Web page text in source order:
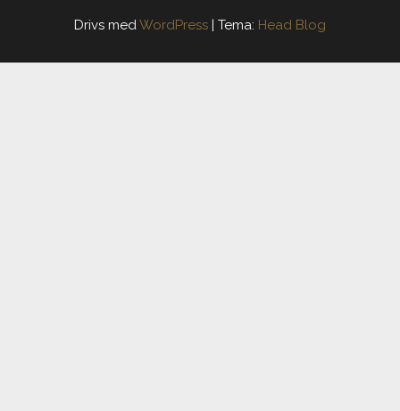
Drivs medWordPress | Tema: Head Blog